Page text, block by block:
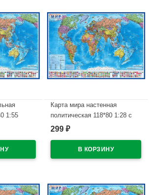
1:55
Карта мира настенная
политическая 118*80 1:28 с
флагами интерактивная арт
299 ₽